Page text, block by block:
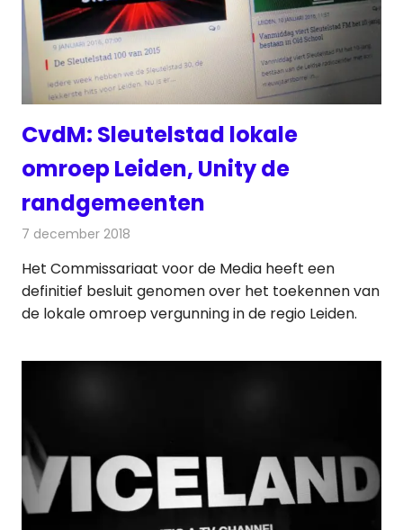
CvdM: Sleutelstad lokale
omroep Leiden, Unity de
randgemeenten
7 december 2018
Het Commissariaat voor de Media heeft een
definitief besluit genomen over het toekennen van
de lokale omroep vergunning in de regio Leiden.